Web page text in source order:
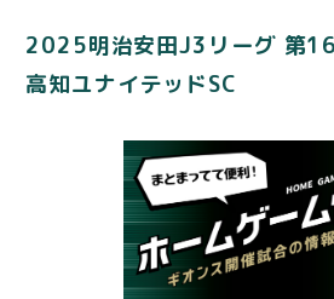
2025明治安田J3リーグ 第
高知ユナイテッドSC